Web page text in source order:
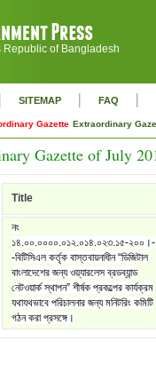
Republic of Bangladesh
| SITEMAP | FAQ |
Gazette Extraordinary
Gazette of July
Title
নং
১৪.০০.০০০০.০১২.০১৪.০২৩.১৫-২০০।-
-বিটিসিএল কর্তৃক বাস্তবায়নাধীন “ডিজিটাল
বাংলাদেশের জন্য ওয়্যারলেস ব্রডব্যান্ড
নেটওয়ার্ক স্থাপন” শীর্ষক প্রকল্পের কার্যক্রম
যথাযথভাবে পরিচালনার জন্য মনিটরিং কমিটি
গঠন করা প্রসঙ্গে।